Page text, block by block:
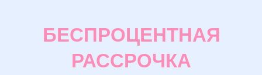
БЕСПРОЦЕНТНАЯ
РАССРОЧКА